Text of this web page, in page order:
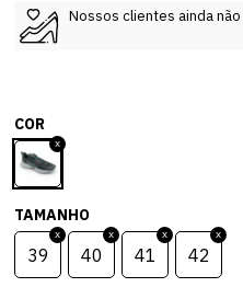
Nossos clientes ainda
COR
TAMANHO
39 40 41 42